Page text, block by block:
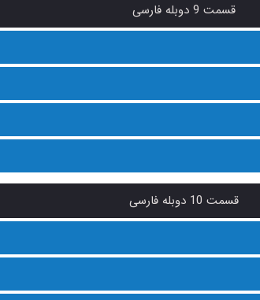
قسمت 9 دوبله فارسی
قسمت 10 دوبله فارسی